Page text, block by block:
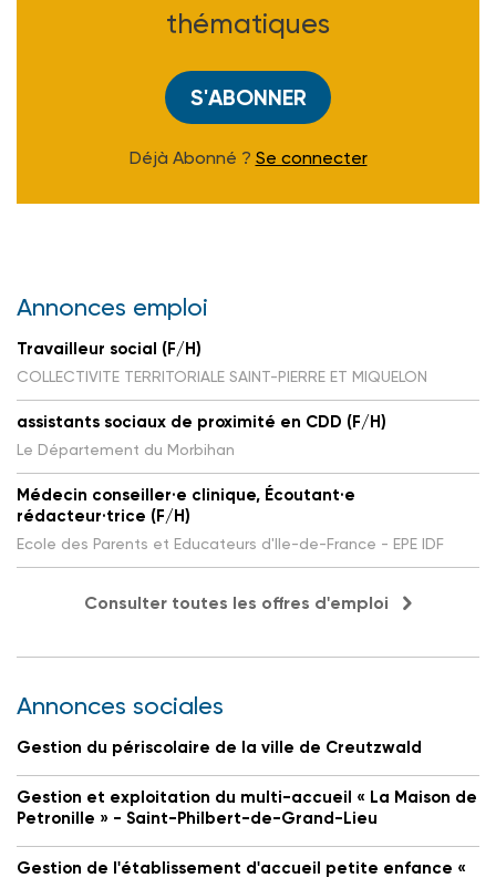
thématiques
S'ABONNER
Déjà Abonné ? Se connecter
Annonces emploi
Travailleur social (F/H)
COLLECTIVITE TERRITORIALE SAINT-PIERRE ET MIQUELON
assistants sociaux de proximité en CDD (F/H)
Le Département du Morbihan
Médecin conseiller·e clinique, Écoutant·e
rédacteur·trice (F/H)
Ecole des Parents et Educateurs d'Ile-de-France - EPE IDF
Consulter toutes les offres d'emploi
Annonces sociales
Gestion du périscolaire de la ville de Creutzwald
Gestion et exploitation du multi-accueil « La Maison de
Petronille » - Saint-Philbert-de-Grand-Lieu
Gestion de l'établissement d'accueil petite enfance «